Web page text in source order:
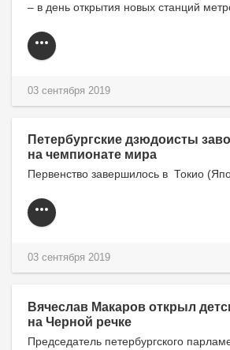
– в день открытия новых станций
03 сентября 2019
Петербургские дзюдоисты
на чемпионате мира
Первенство завершилось в Токио
03 сентября 2019
Вячеслав Макаров открыл
на Черной речке
Председатель петербургского